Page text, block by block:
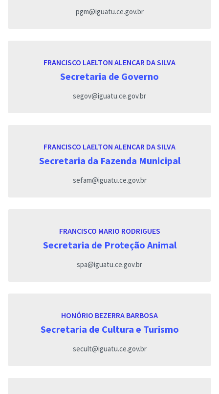
pgm@iguatu.ce.gov.br
FRANCISCO LAELTON ALENCAR DA SILVA
Secretaria de Governo
segov@iguatu.ce.gov.br
FRANCISCO LAELTON ALENCAR DA SILVA
Secretaria da Fazenda Municipal
sefam@iguatu.ce.gov.br
FRANCISCO MARIO RODRIGUES
Secretaria de Proteção Animal
spa@iguatu.ce.gov.br
HONÓRIO BEZERRA BARBOSA
Secretaria de Cultura e Turismo
secult@iguatu.ce.gov.br